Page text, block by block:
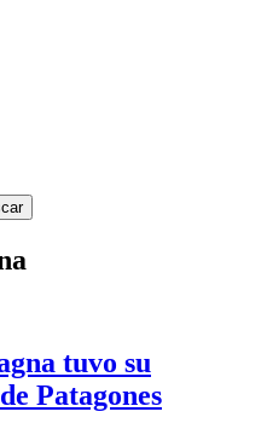
tuvo su
Patagones